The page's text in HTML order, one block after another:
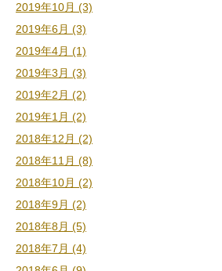
2019年10月 (3)
2019年6月 (3)
2019年4月 (1)
2019年3月 (3)
2019年2月 (2)
2019年1月 (2)
2018年12月 (2)
2018年11月 (8)
2018年10月 (2)
2018年9月 (2)
2018年8月 (5)
2018年7月 (4)